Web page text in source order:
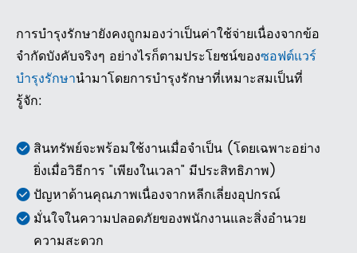
การบำรุงรักษายังคงถูกมองว่าเป็นค่าใช้จ่ายเนื่องจากข้อ
จำกัดบังคับจริงๆ อย่างไรก็ตามประโยชน์ของซอฟต์แวร์
บำรุงรักษานำมาโดยการบำรุงรักษาที่เหมาะสมเป็นที่
รู้จัก:
สินทรัพย์จะพร้อมใช้งานเมื่อจำเป็น (โดยเฉพาะอย่าง
ยิ่งเมื่อวิธีการ "เพียงในเวลา" มีประสิทธิภาพ)
ปัญหาด้านคุณภาพเนื่องจากหลีกเลี่ยงอุปกรณ์
มั่นใจในความปลอดภัยของพนักงานและสิ่งอำนวย
ความสะดวก